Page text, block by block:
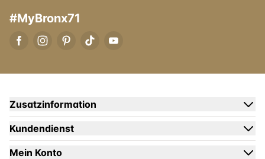
#MyBronx71
Zusatzinformation
Kundendienst
Mein Konto